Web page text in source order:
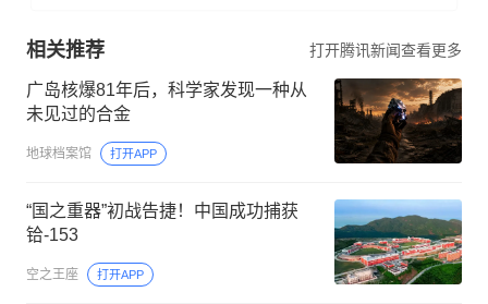
相关推荐 打开腾讯新闻查看更多
广岛核爆81年后，科学家发现一种从
未见过的合金
地球档案馆 打开APP
“国之重器”初战告捷！中国成功捕获
铪-153
空之王座 打开APP